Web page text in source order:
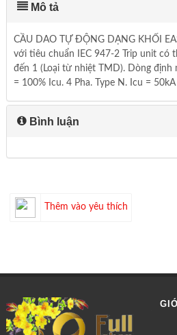
Mô tả
CẦU DAO TỰ ĐỘNG DẠNG KHỐI
với tiêu chuẩn IEC 947-2 Trip unit có
đến 1 (Loại từ nhiệt TMD). Dòng định
= 100% Icu. 4 Pha. Type N. Icu =
Bình luận
Thêm vào yêu thích